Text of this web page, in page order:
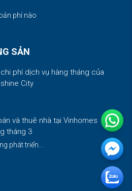
phí nào
SẢN
phí dịch vụ hàng tháng của
City
và thuê nhà tại Vinhomes
tháng 3
phát triển...